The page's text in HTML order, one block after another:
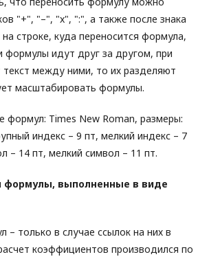
"+", "–", "x", ":", а также после знака
строке, куда переносится формула,
формулы идут друг за другом, при
текст между ними, то их разделяют
масштабировать формулы.
формул: Times New Roman, размеры:
индекс – 9 пт, мелкий индекс – 7
– 14 пт, мелкий символ – 11 пт.
формулы, выполненные в виде
– только в случае ссылок на них в
коэффициентов производился по